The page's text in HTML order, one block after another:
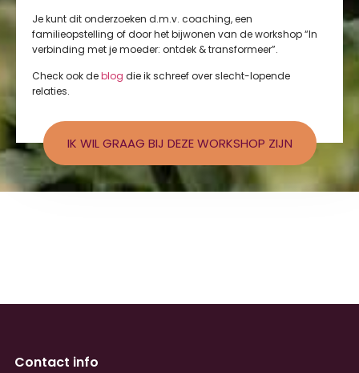
Je kunt dit onderzoeken d.m.v. coaching, een
familieopstelling of door het bijwonen van de workshop “In
verbinding met je moeder: ontdek & transformeer”.
Check ook deblog die ik schreef over slecht-lopende
relaties.
IK WIL GRAAG BIJ DEZE WORKSHOP ZIJN
Contact info